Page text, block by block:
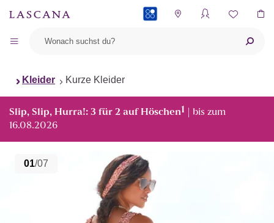
Kleider Kurze Kleider
Slip, Slip, Hurra!: 3 für 2 auf Höschen1 | bis zum
16.08.2026
01/07